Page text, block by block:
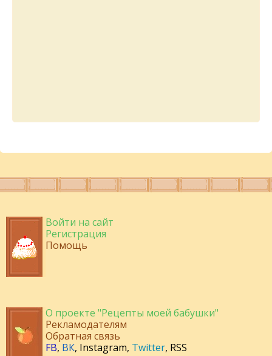
Войти на сайт
Регистрация
Помощь
О проекте "Рецепты моей бабушки"
Рекламодателям
Обратная связь
FB, ВК, Instagram, Twitter, RSS